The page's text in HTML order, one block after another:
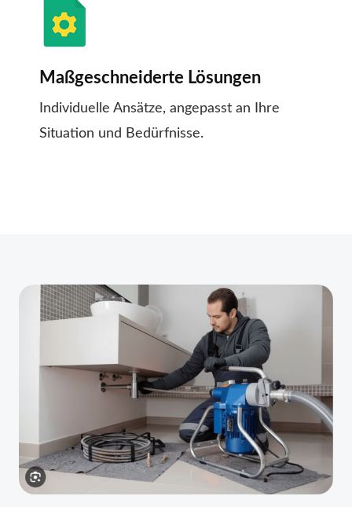
Maßgeschneiderte Lösungen
Individuelle Ansätze, angepasst an Ihre
Situation und Bedürfnisse.